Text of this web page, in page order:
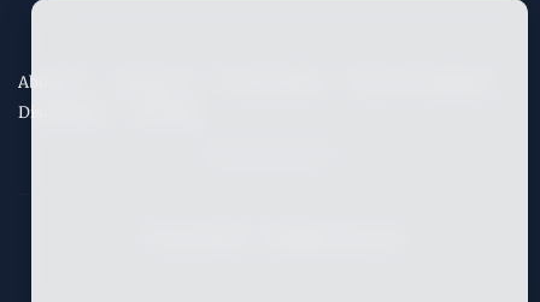
About Us
Disclaimers